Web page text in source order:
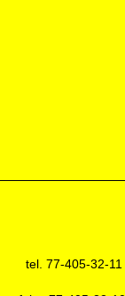
tel. 77-405-32-11